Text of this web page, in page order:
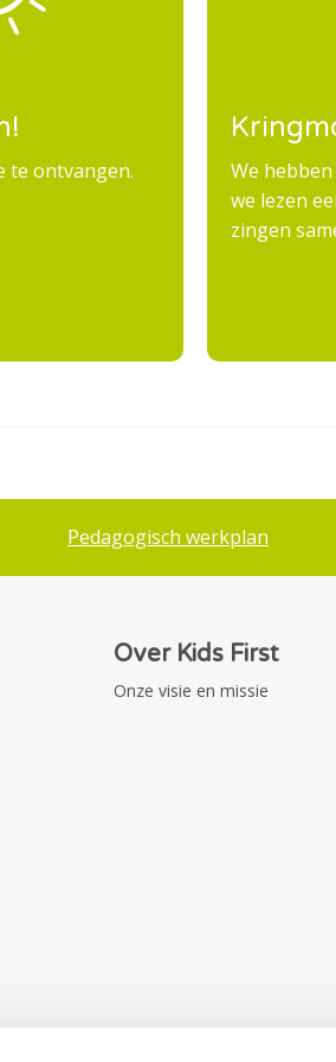
te ontvangen.
We
we lezen
zingen
Pedagogisch werkplan
Over Kids First
Onze visie en missie